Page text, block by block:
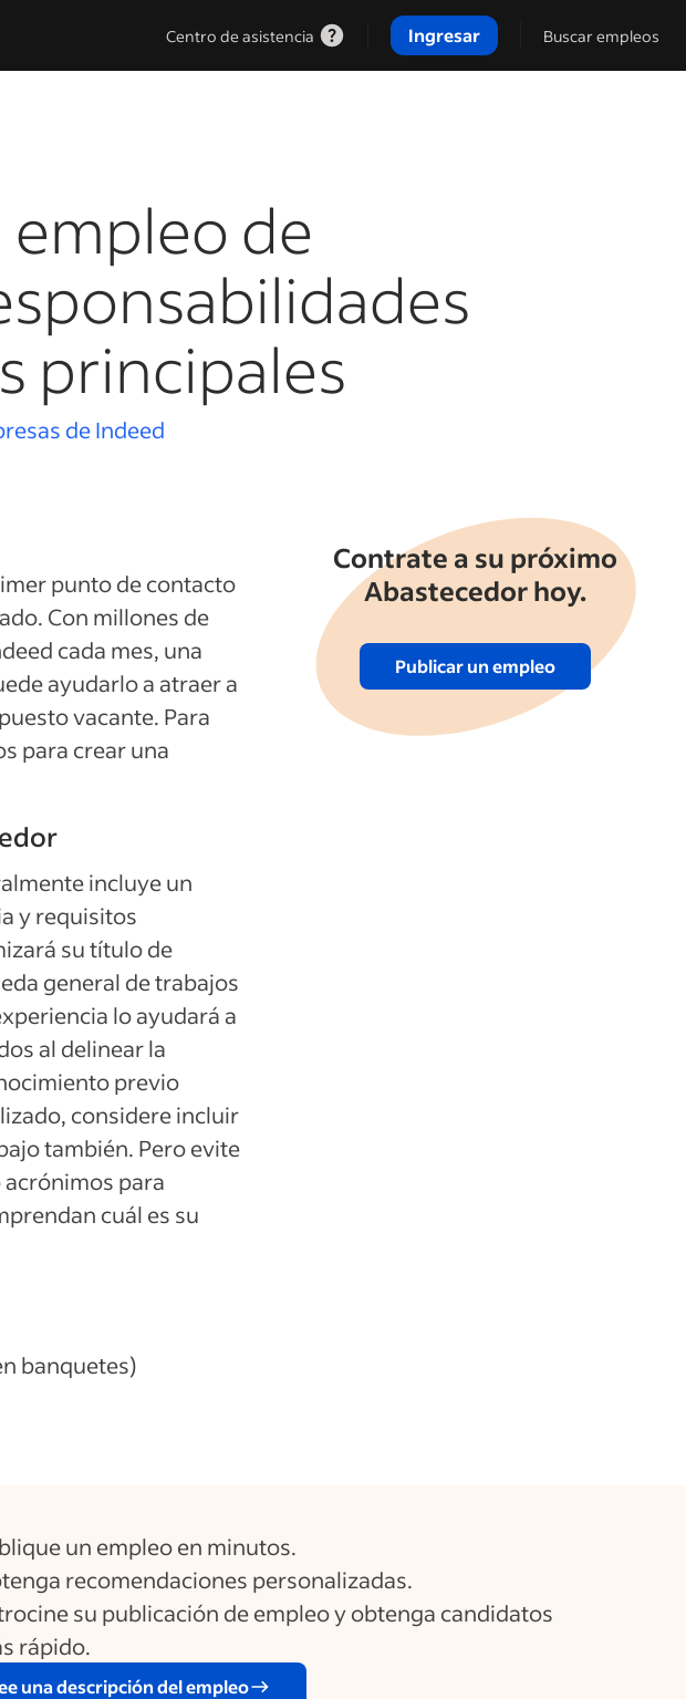
Centro de asistencia Ingresar Buscar empleos
de
principales
de Indeed
punto de contacto
Con millones de
cada mes, una
ayudarlo a atraer a
vacante. Para
para crear una
incluye un
y requisitos
su título de
general de trabajos
lo ayudará a
al delinear la
previo
considere incluir
también. Pero evite
para
cuál es su
banquetes)
Contrate a su próximo
Abastecedor hoy.
Publicar un empleo
un empleo en minutos.
recomendaciones personalizadas.
su publicación de empleo y obtenga candidatos
rápido.
una descripción del empleo